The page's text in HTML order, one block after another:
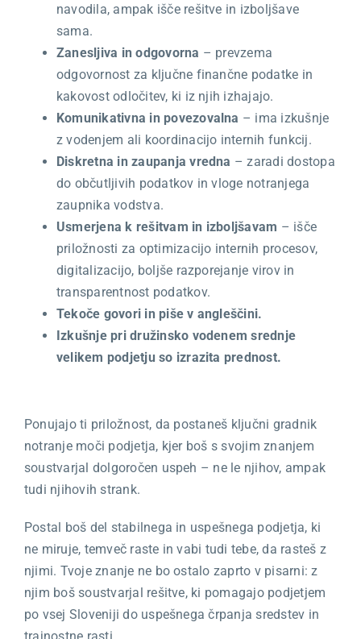
navodila, ampak išče rešitve in izboljšave
sama.
Zanesljiva in odgovorna – prevzema
odgovornost za ključne finančne podatke in
kakovost odločitev, ki iz njih izhajajo.
Komunikativna in povezovalna – ima izkušnje
z vodenjem ali koordinacijo internih funkcij.
Diskretna in zaupanja vredna – zaradi dostopa
do občutljivih podatkov in vloge notranjega
zaupnika vodstva.
Usmerjena k rešitvam in izboljšavam – išče
priložnosti za optimizacijo internih procesov,
digitalizacijo, boljše razporejanje virov in
transparentnost podatkov.
Tekoče govori in piše v angleščini.
Izkušnje pri družinsko vodenem srednje
velikem podjetju so izrazita prednost.
Ponujajo ti priložnost, da postaneš ključni gradnik
notranje moči podjetja, kjer boš s svojim znanjem
soustvarjal dolgoročen uspeh – ne le njihov, ampak
tudi njihovih strank.
Postal boš del stabilnega in uspešnega podjetja, ki
ne miruje, temveč raste in vabi tudi tebe, da rasteš z
njimi. Tvoje znanje ne bo ostalo zaprto v pisarni: z
njim boš soustvarjal rešitve, ki pomagajo podjetjem
po vsej Sloveniji do uspešnega črpanja sredstev in